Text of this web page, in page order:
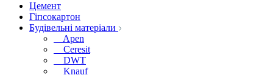
Цемент
Гіпсокартон
Будівельні матеріали
Apen
Ceresit
DWT
Knauf